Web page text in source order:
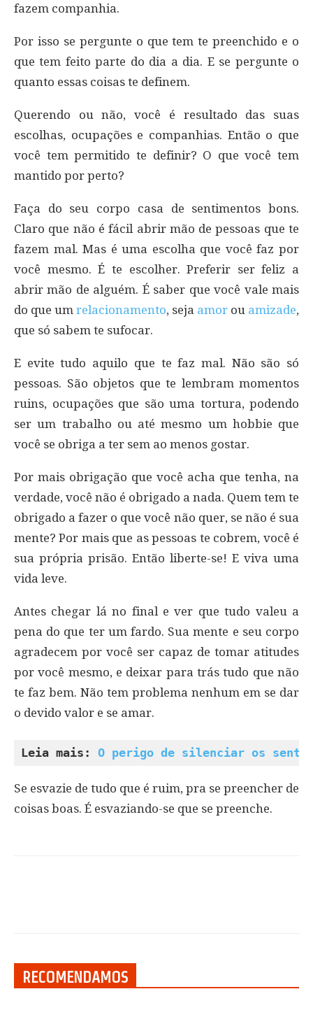
fazem companhia.
Por isso se pergunte o que tem te preenchido e o
que tem feito parte do dia a dia. E se pergunte o
quanto essas coisas te definem.
Querendo ou não, você é resultado das suas
escolhas, ocupações e companhias. Então o que
você tem permitido te definir? O que você tem
mantido por perto?
Faça do seu corpo casa de sentimentos bons.
Claro que não é fácil abrir mão de pessoas que te
fazem mal. Mas é uma escolha que você faz por
você mesmo. É te escolher. Preferir ser feliz a
abrir mão de alguém. É saber que você vale mais
do que um relacionamento, seja amor ou amizade,
que só sabem te sufocar.
E evite tudo aquilo que te faz mal. Não são só
pessoas. São objetos que te lembram momentos
ruins, ocupações que são uma tortura, podendo
ser um trabalho ou até mesmo um hobbie que
você se obriga a ter sem ao menos gostar.
Por mais obrigação que você acha que tenha, na
verdade, você não é obrigado a nada. Quem tem te
obrigado a fazer o que você não quer, se não é sua
mente? Por mais que as pessoas te cobrem, você é
sua própria prisão. Então liberte-se! E viva uma
vida leve.
Antes chegar lá no final e ver que tudo valeu a
pena do que ter um fardo. Sua mente e seu corpo
agradecem por você ser capaz de tomar atitudes
por você mesmo, e deixar para trás tudo que não
te faz bem. Não tem problema nenhum em se dar
o devido valor e se amar.
Leia mais: O perigo de silenciar os
Se esvazie de tudo que é ruim, pra se preencher de
coisas boas. É esvaziando-se que se preenche.
RECOMENDAMOS